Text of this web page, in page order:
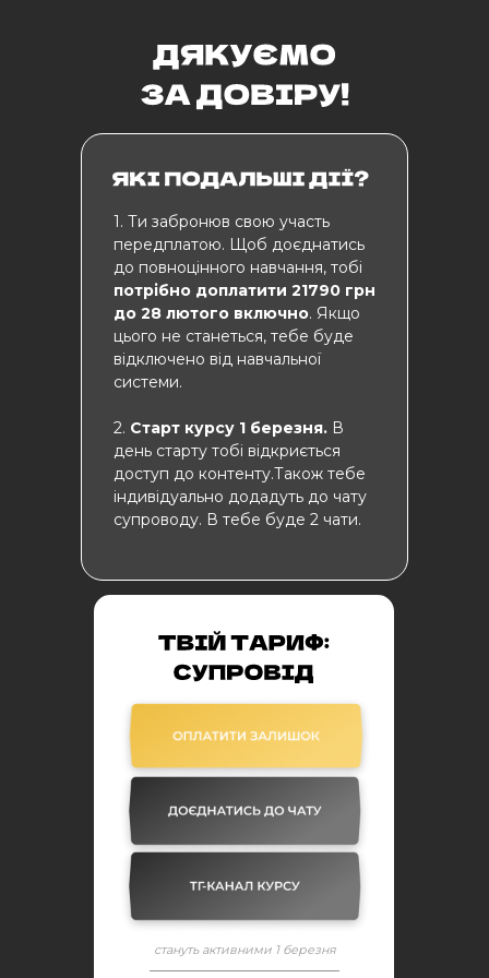
1. Ти забронюв свою участь
передплатою. Щоб доєднатись
до повноцінного навчання, тобі
потрібно доплатити 21790 грн
до 28 лютого включно. Якщо
цього не станеться, тебе буде
відключено від навчальної
системи.
2. Старт курсу 1 березня. В
день старту тобі відкриється
доступ до контенту.Також тебе
індивідуально додадуть до чату
супроводу. В тебе буде 2 чати.
стануть активними 1 березня